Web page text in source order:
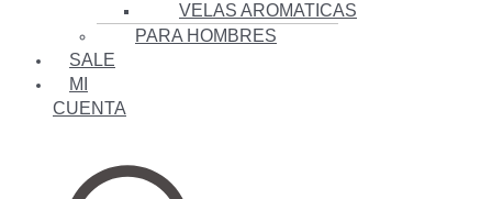
VELAS AROMATICAS
PARA HOMBRES
SALE
MI
CUENTA